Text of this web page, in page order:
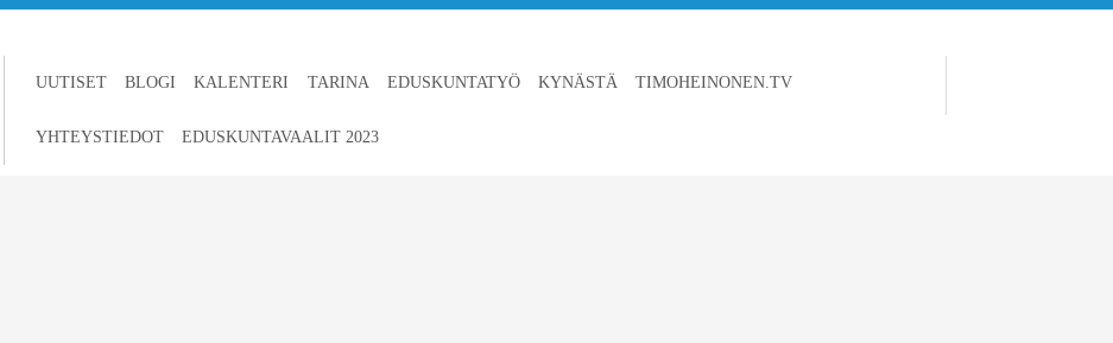
UUTISET BLOGI KALENTERI TARINA EDUSKUNTATYÖ KYNÄSTÄ TIMOHEINONEN.TV
YHTEYSTIEDOT EDUSKUNTAVAALIT 2023